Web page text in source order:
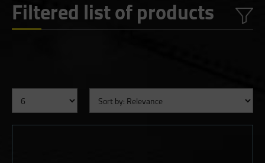
Filtered list of products